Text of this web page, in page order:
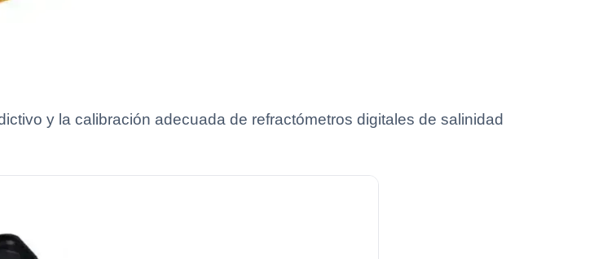
y la calibración adecuada de refractómetros digitales de salinidad